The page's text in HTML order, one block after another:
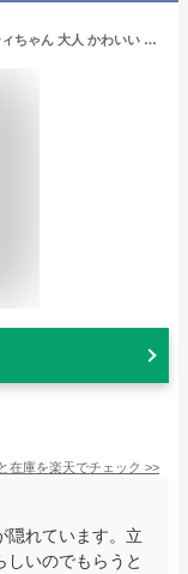
【 メール便 送料無料 】 【 あす楽 可】 キティちゃん 大人 かわいい キューブポーチ marie more メアリーモア 薔薇柄 サニタリーポーチにも便利です mm-0037mk-bl サンリオ
在庫を楽天でチェック >>
隠れています。立
いのでもらうと